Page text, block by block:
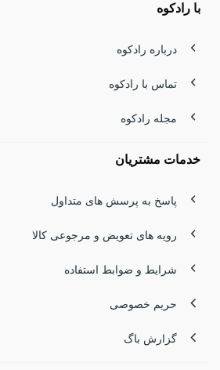
با رادکوه
درباره رادکوه
تماس با رادکوه
مجله رادکوه
خدمات مشتریان
پاسخ به پرسش های متداول
رویه های تعویض و مرجوعی کالا
شرایط و ضوابط استفاده
حریم خصوصی
گزارش باگ